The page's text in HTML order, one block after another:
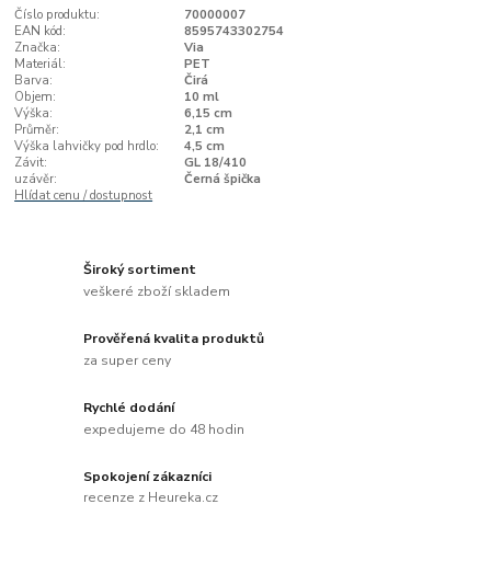
Číslo produktu:
70000007
EAN kód:
8595743302754
Značka:
Via
Materiál:
PET
Barva:
Čirá
Objem:
10 ml
Výška:
6,15 cm
Průměr:
2,1 cm
Výška lahvičky pod hrdlo:
4,5 cm
Závit:
GL 18/410
uzávěr:
Černá špička
Hlídat cenu / dostupnost
Široký sortiment
veškeré zboží skladem
Prověřená kvalita produktů
za super ceny
Rychlé dodání
expedujeme do 48 hodin
Spokojení zákazníci
recenze z Heureka.cz